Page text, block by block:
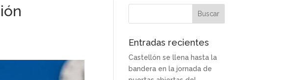
Entradas recientes
Castellón se llena hasta la
bandera en la jornada de